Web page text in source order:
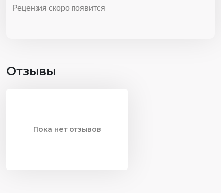
Рецензия скоро появится
Отзывы
Пока нет отзывов